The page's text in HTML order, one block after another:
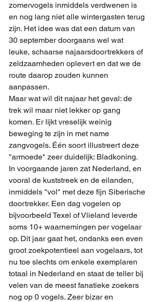
zomervogels inmiddels verdwenen is
en nog lang niet alle wintergasten terug
zijn. Het idee was dat een datum van
30 september doorgaans wel wat
leuke, schaarse najaarsdoortrekkers of
zeldzaamheden oplevert en dat we de
route daarop zouden kunnen
aanpassen.
Maar wat wil dit najaar het geval: de
trek wil maar niet lekker op gang
komen. Er lijkt vreselijk weinig
beweging te zijn in met name
zangvogels. Één soort illustreert deze
"armoede" zeer duidelijk: Bladkoning.
In voorgaande jaren zat Nederland, en
vooral de kuststreek en de eilanden,
inmiddels "vol" met deze fijn Siberische
doortrekker. Een dag vogelen op
bijvoorbeeld Texel of Vlieland leverde
soms 10+ waarnemingen per vogelaar
op. Dit jaar gaat het, ondanks een even
groot zoekpotentieel aan vogelaars, tot
nu toe slechts om enkele exemplaren
totaal in Nederland en staat de teller bij
velen van de meest fanatieke zoekers
nog op 0 vogels. Zeer bizar en